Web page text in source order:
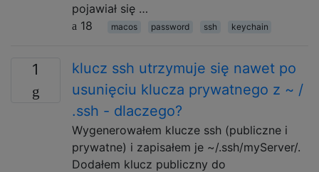
pojawiał się …
18
macos password ssh keychain
1
klucz ssh utrzymuje się nawet po
usunięciu klucza prywatnego z ~ /
.ssh - dlaczego?
Wygenerowałem klucze ssh (publiczne i
prywatne) i zapisałem je ~/.ssh/myServer/.
Dodałem klucz publiczny do